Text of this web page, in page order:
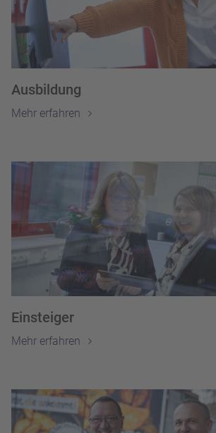
Ausbildung
Mehr erfahren
Einsteiger
Mehr erfahren